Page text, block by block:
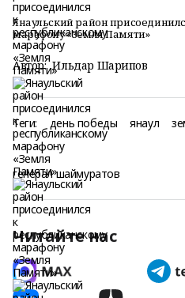
Янаульский район
марафону «Земля Памяти»
Автор: Ильдар Шарипов
Теги: день победы янаул
генерал шаймуратов
Читайте нас